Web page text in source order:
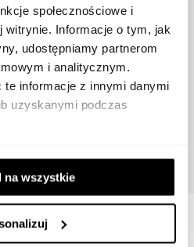
społecznościowe i
witrynie. Informacje o tym, jak
udostępniamy partnerom
i analitycznym.
te informacje z innymi danymi
uzyskanymi podczas
na wszystkie
829065-9085